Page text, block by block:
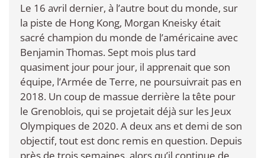
Le 16 avril dernier, à l’autre bout du monde, sur
la piste de Hong Kong, Morgan Kneisky était
sacré champion du monde de l’américaine avec
Benjamin Thomas. Sept mois plus tard
quasiment jour pour jour, il apprenait que son
équipe, l’Armée de Terre, ne poursuivrait pas en
2018. Un coup de massue derrière la tête pour
le Grenoblois, qui se projetait déjà sur les Jeux
Olympiques de 2020. A deux ans et demi de son
objectif, tout est donc remis en question. Depuis
près de trois semaines, alors qu’il continue de